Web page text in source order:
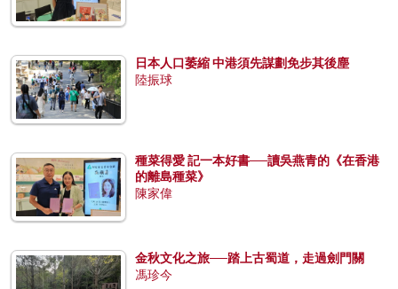
日本人口萎縮 中港須先謀劃免步其後塵
陸振球
種菜得愛 記一本好書──讀吳燕青的《在香港
的離島種菜》
陳家偉
金秋文化之旅──踏上古蜀道，走過劍門關
馮珍今